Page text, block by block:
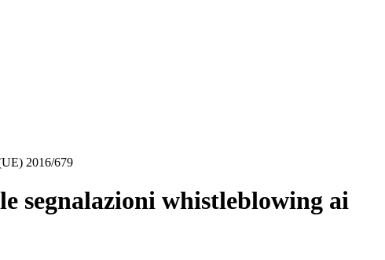
2016/679
segnalazioni whistleblowing ai